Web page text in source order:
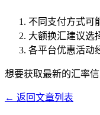
不同支付方式可
大额换汇建议选
各平台优惠活动
想要获取最新的汇率
← 返回文章列表